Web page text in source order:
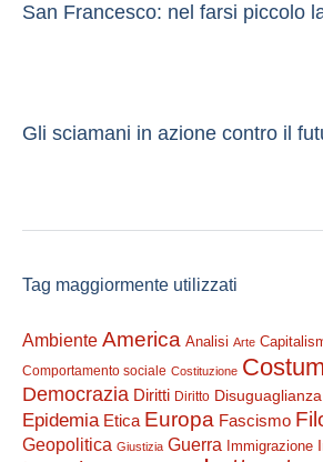
San Francesco: nel farsi piccolo
Gli sciamani in azione contro il
Tag maggiormente utilizzati
Ambiente America Analisi Arte
Comportamento sociale Costituzione
Democrazia Diritti Diritto Disuguaglianza
Epidemia Etica Europa Fascismo
Geopolitica Giustizia Guerra Immigrazione